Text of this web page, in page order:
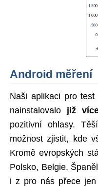
Android měření
Naši aplikaci pro
nainstalovalo již
pozitivní ohlasy.
možnost zjistit, kde
Kromě evropských
Polsko, Belgie,
i z pro nás přece